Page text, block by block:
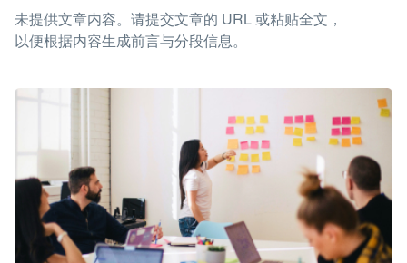
未提供文章内容。请提交文章的 URL 或粘贴全文，
以便根据内容生成前言与分段信息。